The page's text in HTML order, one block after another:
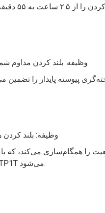
نتیجه:
وظیفه: بلند کردن مداوم شمش‌های ۱۰۰ تنی (۱۴
وظیفه: بلند کردن
کاهش مصرف انرژی به میزان ۲۸۱TP1T می‌شود.